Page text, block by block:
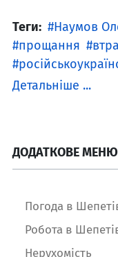
Теги: Наумов
прощання
Детальніше ...
ДОДАТКОВЕ МЕНЮ
Погода в
Робота в
Нерухомість